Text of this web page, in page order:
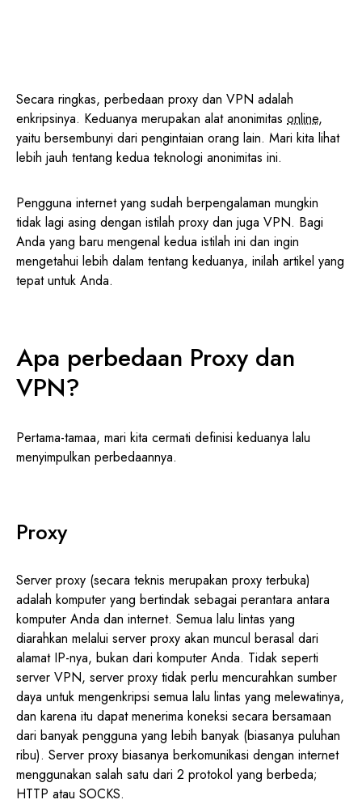
Secara ringkas, perbedaan proxy dan VPN adalah
enkripsinya. Keduanya merupakan alat anonimitas online,
yaitu bersembunyi dari pengintaian orang lain. Mari kita lihat
lebih jauh tentang kedua teknologi anonimitas ini.
Pengguna internet yang sudah berpengalaman mungkin
tidak lagi asing dengan istilah proxy dan juga VPN. Bagi
Anda yang baru mengenal kedua istilah ini dan ingin
mengetahui lebih dalam tentang keduanya, inilah artikel yang
tepat untuk Anda.
Apa perbedaan Proxy dan
VPN?
Pertama-tamaa, mari kita cermati definisi keduanya lalu
menyimpulkan perbedaannya.
Proxy
Server proxy (secara teknis merupakan proxy terbuka)
adalah komputer yang bertindak sebagai perantara antara
komputer Anda dan internet. Semua lalu lintas yang
diarahkan melalui server proxy akan muncul berasal dari
alamat IP-nya, bukan dari komputer Anda. Tidak seperti
server VPN, server proxy tidak perlu mencurahkan sumber
daya untuk mengenkripsi semua lalu lintas yang melewatinya,
dan karena itu dapat menerima koneksi secara bersamaan
dari banyak pengguna yang lebih banyak (biasanya puluhan
ribu). Server proxy biasanya berkomunikasi dengan internet
menggunakan salah satu dari 2 protokol yang berbeda;
HTTP atau SOCKS.